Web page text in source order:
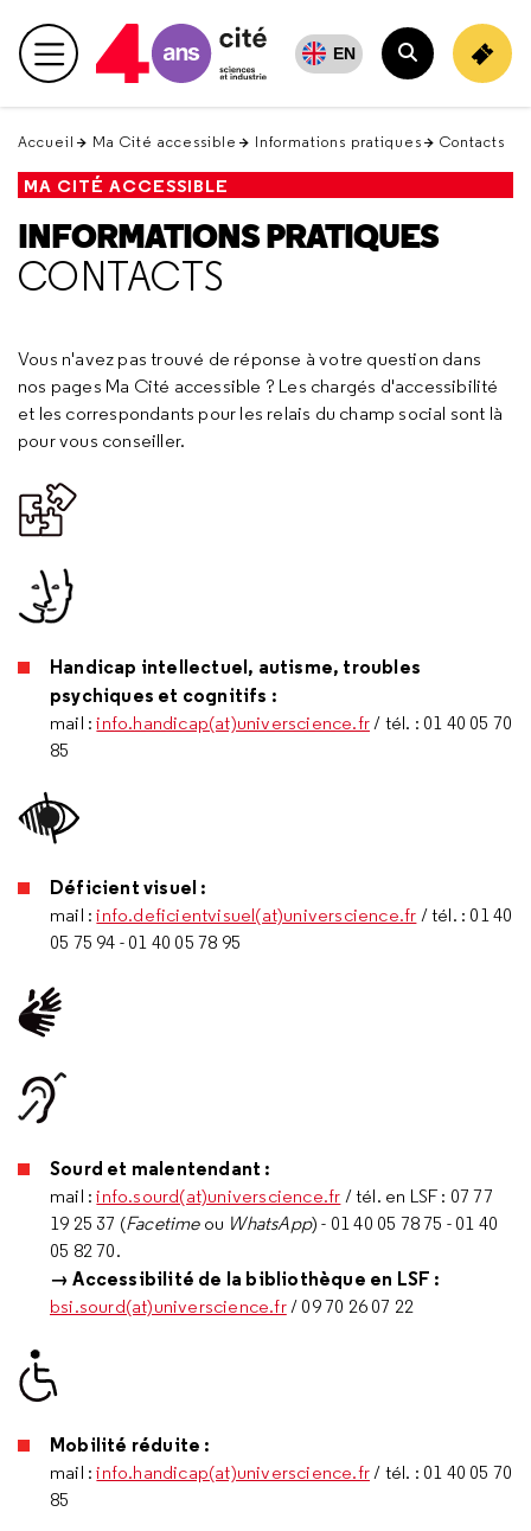
en
haut Menu principal EN
Rechercher
Accueil Ma Cité accessible Informations pratiques Contacts
MA CITÉ ACCESSIBLE
INFORMATIONS PRATIQUES
CONTACTS
Vous n'avez pas trouvé de réponse à votre question dans
nos pages Ma Cité accessible ? Les chargés d'accessibilité
et les correspondants pour les relais du champ social sont là
pour vous conseiller.
Handicap intellectuel, autisme, troubles
psychiques et cognitifs :
mail :info.handicap(at)universcience.fr / tél. : 01 40 05 70
85
Déficient visuel :
mail :info.deficientvisuel(at)universcience.fr / tél. : 01 40
05 75 94 - 01 40 05 78 95
Sourd et malentendant :
mail :info.sourd(at)universcience.fr / tél. en LSF : 07 77
19 25 37 (Facetime ou WhatsApp) - 01 40 05 78 75 - 01 40
05 82 70.
→ Accessibilité de la bibliothèque en LSF :
bsi.sourd(at)universcience.fr/ 09 70 26 07 22
Mobilité réduite :
mail :info.handicap(at)universcience.fr/ tél. : 01 40 05 70
85